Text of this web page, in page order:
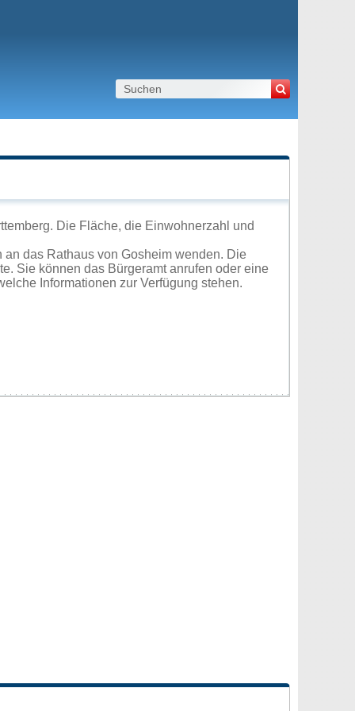
Die Fläche, die Einwohnerzahl und
das Rathaus von Gosheim wenden. Die
Sie können das Bürgeramt anrufen oder eine
Informationen zur Verfügung stehen.